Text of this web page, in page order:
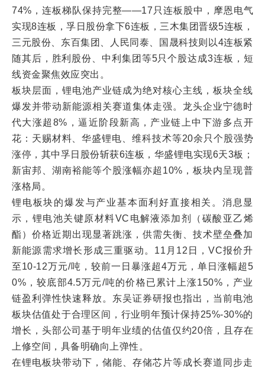
74%，连板梯队保持完整——17只连板股中，摩恩电气
实现8连板，孚日股份拿下6连板，三木集团晋级5连板，
三元股份、东百集团、人民同泰、国晟科技则以4连板紧
随其后，胜利股份、中利集团等5只个股达成3连板，短
线资金聚焦效应突出。
板块层面，锂电池产业链成为绝对核心主线，板块全线
爆发并带动新能源相关赛道集体走强。龙头企业宁德时
代大涨超8%，逼近阶段新高，产业链上中下游多点开
花：天赐材料、华盛锂电、维科技术等20余只个股强势
涨停，其中孚日股份斩获6连板，华盛锂电实现6天3板；
新宙邦、湖南裕能等个股涨幅亦超10%，板块内呈现普
涨格局。
锂电板块的爆发与产业基本面利好直接相关。消息显
示，锂电池关键原材料VC电解液添加剂（碳酸亚乙烯
酯）价格近期出现显著跳涨，供需失衡、技术壁垒叠加
新能源需求增长形成三重驱动。11月12日，VC报价升
至10-12万元/吨，较前一日暴涨超4万元，单日涨幅超5
0%，较底部4.5万元/吨的价格已累计上涨150%，产业
链盈利弹性快速释放。东吴证券研报也指出，当前电池
板块估值处于合理区间，行业明年预计保持25%-30%的
增长，头部公司基于明年业绩的估值仅约20倍，且存在
上修空间，具备明确向上弹性。
在锂电板块带动下，储能、存储芯片等成长赛道同步走